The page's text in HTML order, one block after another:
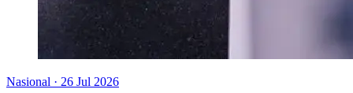
Nasional · 26 Jul 2026